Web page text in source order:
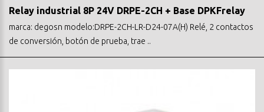
Relay industrial 8P 24V DRPE-2CH + Base DPKFrelay
marca: degosn modelo:DRPE-2CH-LR-D24-07A(H) Relé, 2 contactos
de conversión, botón de prueba, trae ..